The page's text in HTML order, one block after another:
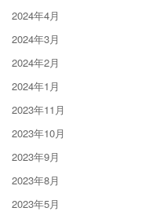
2024年4月
2024年3月
2024年2月
2024年1月
2023年11月
2023年10月
2023年9月
2023年8月
2023年5月